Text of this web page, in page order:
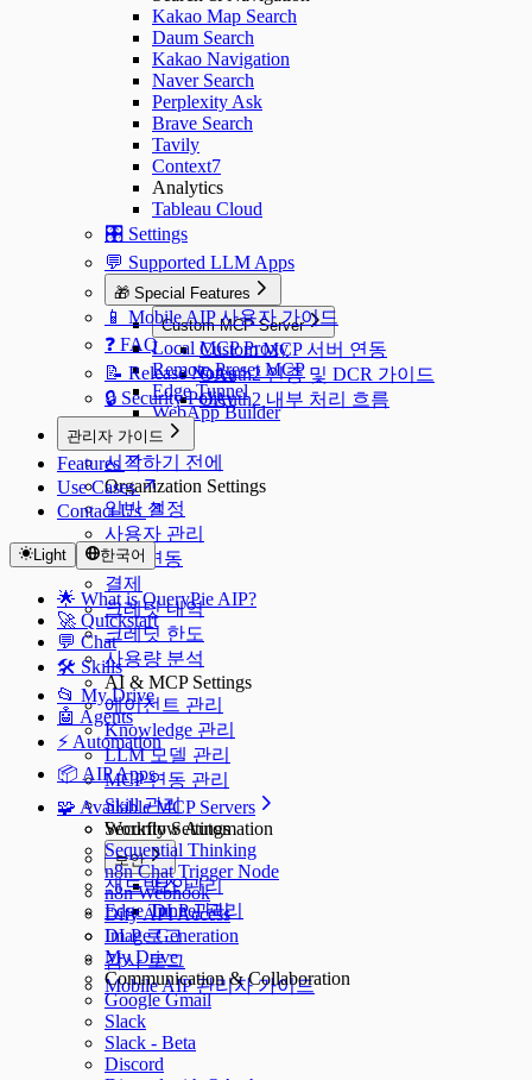
Kakao Map Search
Daum Search
Kakao Navigation
Naver Search
Perplexity Ask
Brave Search
Tavily
Context7
Analytics
Tableau Cloud
🎛️ Settings
💬 Supported LLM Apps
🎁 Special Features
Custom MCP Server
Custom MCP 서버 연동
OAuth2 인증 및 DCR 가이드
OAuth2 내부 처리 흐름
Local MCP Proxy
Remote Preset MCP
Edge Tunnel
WebApp Builder
📱 Mobile AIP 사용자 가이드
❓ FAQ
📝 Release Notes
🔒 Security Policy
관리자 가이드
시작하기 전에
Organization Settings
일반 설정
사용자 관리
SSO 연동
결제
크레딧 내역
크레딧 한도
사용량 분석
AI & MCP Settings
에이전트 관리
Knowledge 관리
LLM 모델 관리
MCP 연동 관리
Skill 관리
Security Settings
보안
보안
DLP 관리
샌드박스 관리
Edge Tunnel 관리
DLP 로그
감사 로그
Mobile AIP 관리자 가이드
Features
Use Cases
Contact Us
Light 한국어
🌟 What is QueryPie AIP?
🚀 Quickstart
💬 Chat
🛠️ Skills
📂 My Drive
🤖 Agents
⚡️ Automation
📦 AIP Apps
🧩 Available MCP Servers
Workflow Automation
Sequential Thinking
n8n Chat Trigger Node
n8n Webhook
Dify API Access
Image Generation
My Drive
Communication & Collaboration
Google Gmail
Slack
Slack - Beta
Discord